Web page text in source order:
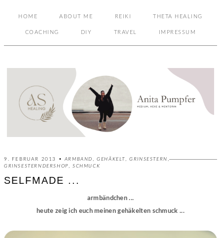
HOME ABOUT ME REIKI THETA HEALING
COACHING DIY TRAVEL IMPRESSUM
9. FEBRUAR 2013 • ARMBAND ,GEHÄKELT ,GRINSESTERN ,
GRINSESTERNDERSHOP
SCHMUCK
SELFMADE ...
armbändchen ...
heute zeig ich euch meinen gehäkelten schmuck ...